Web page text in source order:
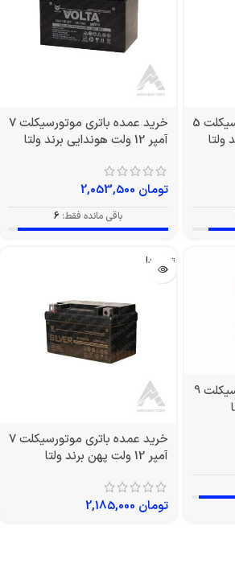
خرید عمده باتری موتورسیکلت 5
خرید عمده باتری موتورسیکلت 7
آمپر 12 ولت هوندایی برند ولتا
تومان
باقی مانده فقط: 6
خرید عمده باتری موتورسیکلت 9
تمام شد!
خرید عمده باتری موتورسیکلت 7
آمپر 12 ولت پهن برند ولتا
تومان